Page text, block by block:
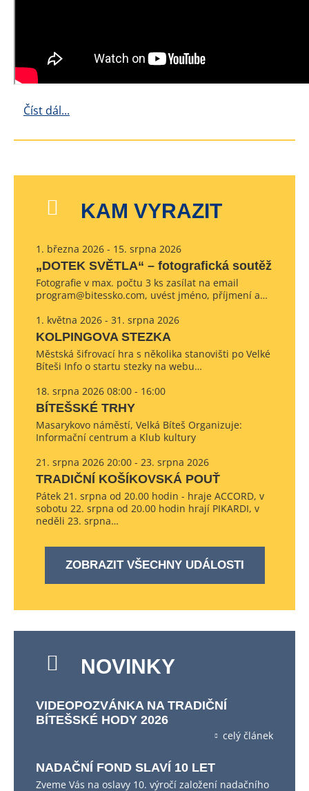
Číst dál...
KAM VYRAZIT
1. března 2026 - 15. srpna 2026
„DOTEK SVĚTLA“ – fotografická soutěž
Fotografie v max. počtu 3 ks zasílat na email
program@bitessko.com, uvést jméno, příjmení a…
1. května 2026 - 31. srpna 2026
KOLPINGOVA STEZKA
Městská šifrovací hra s několika stanovišti po Velké
Bíteši Info o startu stezky na webu…
18. srpna 2026 08:00 - 16:00
BÍTEŠSKÉ TRHY
Masarykovo náměstí, Velká Bíteš Organizuje:
Informační centrum a Klub kultury
21. srpna 2026 20:00 - 23. srpna 2026
TRADIČNÍ KOŠÍKOVSKÁ POUŤ
Pátek 21. srpna od 20.00 hodin - hraje ACCORD, v
sobotu 22. srpna od 20.00 hodin hrají PIKARDI, v
neděli 23. srpna…
ZOBRAZIT VŠECHNY UDÁLOSTI
NOVINKY
VIDEOPOZVÁNKA NA TRADIČNÍ
BÍTEŠSKÉ HODY 2026
celý článek
NADAČNÍ FOND SLAVÍ 10 LET
Zveme Vás na oslavy 10. výročí založení nadačního